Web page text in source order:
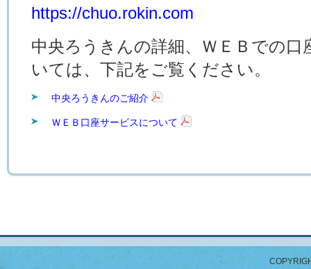
https://chuo.rokin.com
中央ろうきんの詳細、ＷＥＢでの口
いては、下記をご覧ください。
中央ろうきんのご紹介
ＷＥＢ口座サービスについて